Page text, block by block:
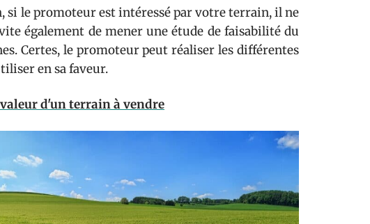
si le promoteur est intéressé par votre terrain, il ne
également de mener une étude de faisabilité du
Certes, le promoteur peut réaliser les différentes
en sa faveur.
d'un terrain à vendre